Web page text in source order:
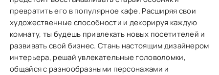
превратить его в популярное кафе. Расширяя свои
художественные способности и декорируя каждую
комнату, ты будешь привлекать новых посетителей и
развивать свой бизнес. Стань настоящим дизайнером
интерьера, решай увлекательные головоломки,
общайся с разнообразными персонажами и